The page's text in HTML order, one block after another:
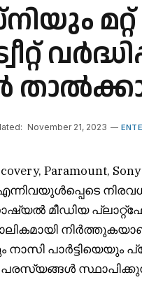
November 21, 2023
Paramount,
എന്നിവയുൾപ്പെടെ
മീഡിയ
പാർട്ടിയെയും